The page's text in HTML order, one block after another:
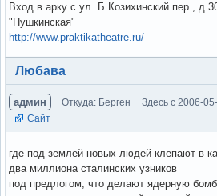
Вход в арку с ул. Б.Козихинский пер.,
"Пушкинская"
http://www.praktikatheatre.ru/
Вне форума
Любава
админ Откуда: Берген Здесь с 2006-
Сайт
где под землей новых людей клепают в
два миллиона сталинских узников
под предлогом, что делают ядерную